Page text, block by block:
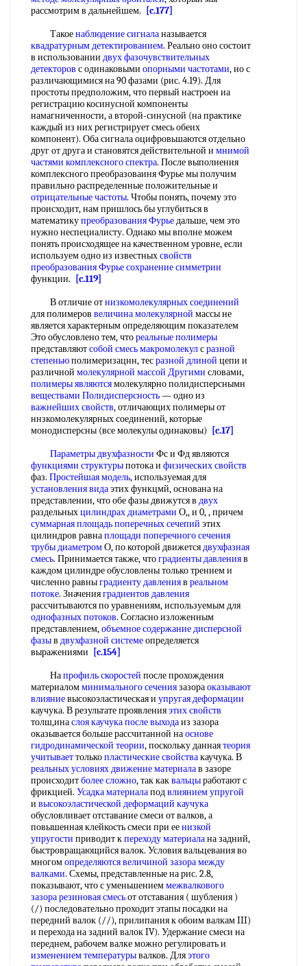
рассмотрим в дальнейшем.
[c.177]
Такоенаблюдение сигналаназывается
квадратурным детектированием. Реально оно состоит
в использовании двухфазочувствительных
детекторов с одинаковыми опорными частотами, ио с
различающимися на 90 фазами (рис. 4.19). Для
простоты предположим, что первый настроен иа
регистрацию косинусной компоненты
намагниченности, а второй-синусной (на практике
каждый из них регистрирует смесь обеих
компонент). Оба сигнала оцифровьшаются отдельно
друг от друга и становятся действительной и мнимой
частями комплексного спектра. После выполнения
комплексного преобразоваиня Фурье мы получим
правильно распределенные положительные и
отрицательные частоты. Чтобы понять, почему это
происходит, нам пришлось бы углубиться в
математикупреобразования Фурьедальше, чем это
нужно неспециалисту. Одиако мы вполне можем
понять происходящее на качественном уровне, если
используем одно из известныхсвойств
преобразования Фурьесохранение симметрии
функции.
[c.119]
В отличие отнизкомолекулярных соединений
для полимеров величина молекулярной массы не
является характерным определяющим показателем
Это обусловлено тем, чтореальные полимеры
представляютсобой смесь макромолекулсразной
степеньюполимеризацнн, тесразной длиной цепи и
различной молекулярной массой Другими словами,
полимеры являютсямолекулярно полидисперснымн
веществами Полидисперсность— одно из
важнейших свойств, отличающих полимеры от
ннзкомолекулярных соединений, которые
монодисперсны (все молекулы одинаковы)
[c.17]
Параметры двухфазности Фс и Фд являются
функциями структурыпотока и физических свойств
фаз. Простейшая модель, используемая для
установления видаэтих функцмй, основана на
представлении, что обе фазы движутся в двух
раздельныхцилиндрах диаметрами О,, и 0, , причем
суммарная площадьпоперечных сечепий этих
цилиндров равнаплощади поперечного сечения
трубы диаметромО, по которой движетсядвухфазная
смесь. Принимается также, чтоградиенты давленияв
каждом цилиндре обусловлены только трением и
численно равныградиенту давленияв реальном
потоке. Значенияградиентов давления
рассчитываются по уравнениям, используемым для
однофазных потоков. Согласно изложенным
представлением,объемное содержаниедисперсной
фазыв двухфазной системеопределяется
выражениями
[c.154]
Напрофиль скоростей после прохождения
материаломминимального сечениязазораоказывают
влияниевысокоэластическая и упругая деформации
каучука. В результате проявленияэтих свойств
толш,инаслоя каучукапосле выходаиз зазора
оказывается больше рассчитанной наоснове
гидродинамической теории, поскольку даннаятеория
учитываеттолькопластические свойствакаучука. В
реальных условияхдвижение материалав зазоре
происходитболее сложно, так каквальцыработают с
фрикцией. Усадка материалаподвлиянием упругой
и высокоэластической деформаций каучука
обусловливает отставание смеси от валков, а
повышенная клейкость смеси при еенизкой
упругости приводит кпереходу материалана задний,
быстровращающийся валок. Условия вальцевания во
многомопределяются величиной зазора между
валками. Схемы, представленные на рис. 2.8,
показывают, что с уменьшениеммежвалкового
зазорарезиновая смесьот отставания ( шубления )
(/) последовательно проходит этапы посадки на
передний валок (//), прилипания к обоим валкам III)
и перехода на задний валок IV). Удержание смеси на
переднем, рабочем валке можно регулировать и
изменением температурывалков. Дляэтого